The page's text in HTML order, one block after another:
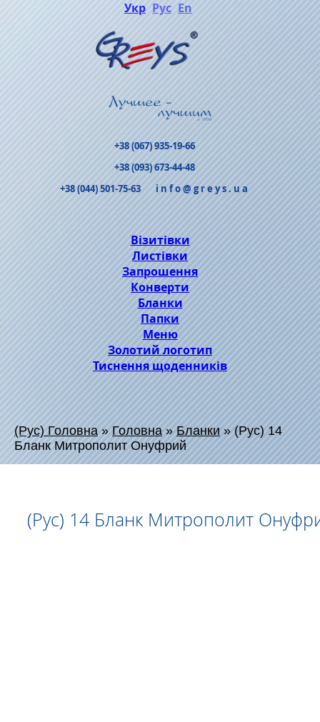
Укр Рус En
+38 (067) 935-19-66
+38 (093) 673-44-48
+38 (044) 501-75-63
info@greys.ua
Візитівки
Листівки
Запрошення
Конверти
Бланки
Папки
Меню
Золотий логотип
Тиснення щоденників
(Рус) Головна»Головна»Бланки»(Рус) 14
Бланк Митрополит Онуфрий
(Рус) 14 Бланк Митрополит